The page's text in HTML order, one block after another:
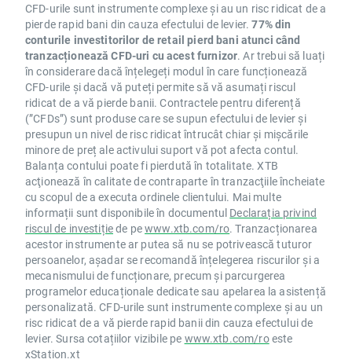
CFD-urile sunt instrumente complexe și au un risc ridicat de a
pierde rapid bani din cauza efectului de levier.77% din
conturile investitorilor de retail pierd bani atunci când
tranzacționează CFD-uri cu acest furnizor. Ar trebui să luați
în considerare dacă înțelegeți modul în care funcționează
CFD-urile și dacă vă puteți permite să vă asumați riscul
ridicat de a vă pierde banii. Contractele pentru diferență
(”CFDs”) sunt produse care se supun efectului de levier și
presupun un nivel de risc ridicat întrucât chiar și mișcările
minore de preț ale activului suport vă pot afecta contul.
Balanța contului poate fi pierdută în totalitate. XTB
acţionează în calitate de contraparte în tranzacţiile încheiate
cu scopul de a executa ordinele clientului. Mai multe
informații sunt disponibile în documentul Declarația privind
riscul de investițiede pewww.xtb.com/ro. Tranzacționarea
acestor instrumente ar putea să nu se potrivească tuturor
persoanelor, așadar se recomandă înțelegerea riscurilor și a
mecanismului de funcționare, precum și parcurgerea
programelor educaționale dedicate sau apelarea la asistență
personalizată. CFD-urile sunt instrumente complexe și au un
risc ridicat de a vă pierde rapid banii din cauza efectului de
levier. Sursa cotațiilor vizibile pe www.xtb.com/roeste
xStation.xt